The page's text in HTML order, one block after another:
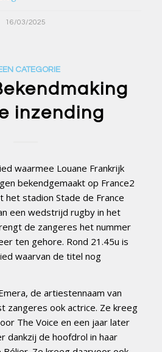
16/03/2025
CATEGORIE
inzending
waarmee Louane Frankrijk
bekendgemaakt op France2
het stadion Stade de France
een wedstrijd rugby in het
de zangeres het nummer
ten gehore. Rond 21.45u is
waarvan de titel nog
de artiestennaam van
zangeres ook actrice. Ze kreeg
The Voice en een jaar later
dankzij de hoofdrol in haar